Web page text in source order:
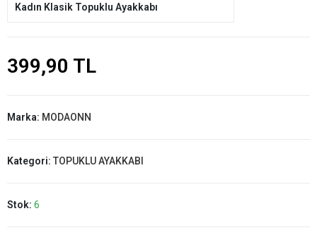
Kadın Klasik Topuklu Ayakkabı
399,90 TL
Marka: MODAONN
Kategori: TOPUKLU AYAKKABI
Stok: 6